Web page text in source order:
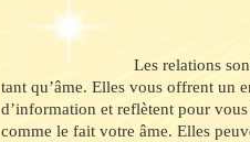
Les relations
tant qu’âme. Elles vous offrent un
d’information et reflètent pour
comme le fait votre âme. Elles